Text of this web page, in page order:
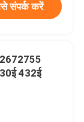
संपर्क करें
432ई